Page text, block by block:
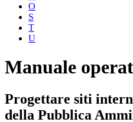
O
S
T
U
Manuale
Progettare siti
della Pubblica